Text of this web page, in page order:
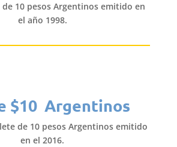
10 pesos Argentinos emitido en
el año 1998.
$10 Argentinos
de 10 pesos Argentinos emitido
en el 2016.